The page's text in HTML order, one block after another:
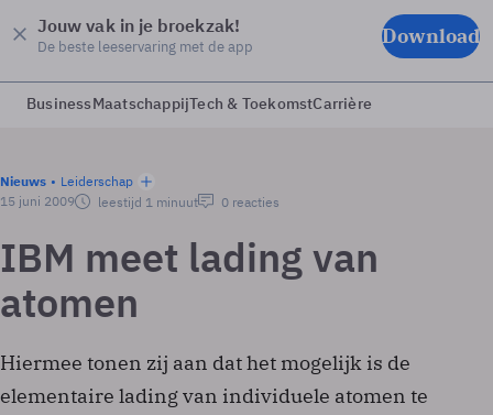
Jouw vak in je broekzak!
De beste leeservaring met de app Download
BusinessMaatschappijTech & ToekomstCarrière
Nieuws
Leiderschap
15 juni 2009
leestijd 1 minuut 0 reacties
IBM meet lading van
atomen
Hiermee tonen zij aan dat het mogelijk is de
elementaire lading van individuele atomen te